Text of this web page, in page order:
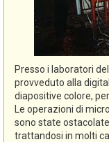
Presso i laboratori
provveduto alla
diapositive colore,
Le operazioni di
sono state
trattandosi in molti